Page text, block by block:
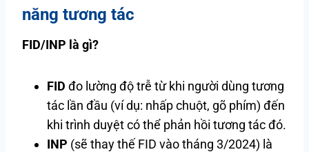
năng tương tác
FID/INP là gì?
FID đo lường độ trễ từ khi người dùng tương
tác lần đầu (ví dụ: nhấp chuột, gõ phím) đến
khi trình duyệt có thể phản hồi tương tác đó.
INP (sẽ thay thế FID vào tháng 3/2024) là